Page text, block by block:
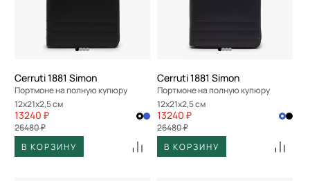
Cerruti 1881 Simon
Портмоне на полную купюру
12x21x2,5 см
13240 ₽
26480 ₽
В КОРЗИНУ
Cerruti 1881 Simon
Портмоне на полную купюру
12x21x2,5 см
13240 ₽
26480 ₽
В КОРЗИНУ